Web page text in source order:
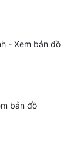
- Xem bản đồ
bản đồ